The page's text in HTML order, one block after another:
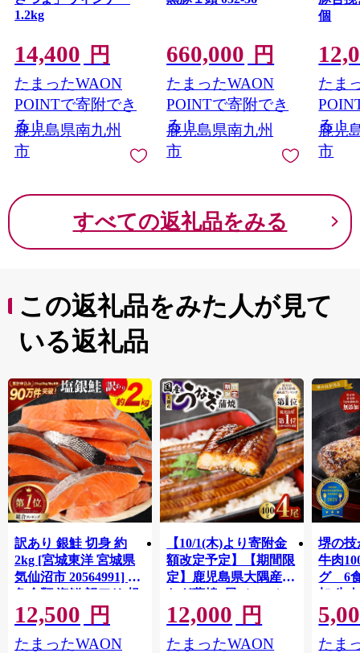
ご連絡をさせていただきます。
附者の皆様には、誠意を持って真摯に対応させていただ
く所存です。
何卒ご理解賜りますようお願い申し上げます。
1.2kg
14,400 円
たまったWAON
POINTで寄附でき
る！
鹿児島県南九州
市
660,000 円
たまったWAON
POINTで寄附でき
る！
鹿児島県南九州
市
個
たま
る！
鹿児
市
すべての返礼品をみる
この返礼品をみた人が見て
いる返礼品
訳あり 銀鮭 切身 約
2kg [宮城東洋 宮城県
気仙沼市 20564991] 鮭
魚介類 海鮮 訳アリ 規
格外 不揃い さけ サケ
鮭切身 シャケ 切り身
冷凍 家庭用 おかず 弁
12,500 円
たまったWAON
【10/1(木)より寄附金
額改定予定】【期間限
定】鹿児島県大隅産う
なぎ蒲焼4尾（400g）
12,000 円
たまったWAON
堺の技
牛肉
グ 6
加 牛
ット 6
メ 温
菜 簡
たま